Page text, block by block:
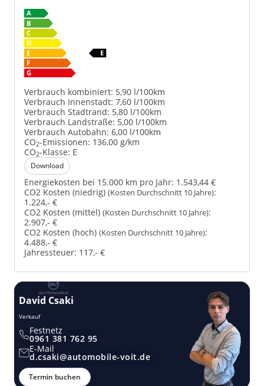
Verbrauch kombiniert: 5,90 l/100km
Verbrauch Innenstadt: 7,60 l/100km
Verbrauch Stadtrand: 5,80 l/100km
Verbrauch Landstraße: 5,00 l/100km
Verbrauch Autobahn: 6,00 l/100km
CO2-Emissionen: 136,00 g/km
CO2-Klasse: E
Download
Energiekosten bei 15.000 km pro Jahr: 1.543,44 €
CO2 Kosten (niedrig) (Kosten Durchschnitt 10 Jahre):
1.224,- €
CO2 Kosten (mittel) (Kosten Durchschnitt 10 Jahre):
2.907,- €
CO2 Kosten (hoch) (Kosten Durchschnitt 10 Jahre):
4.488,- €
Jahressteuer: 117,- €
David Csaki
Verkauf
Festnetz
0961 381 762 95
E-Mail
d.csaki@automobile-voit.de
Termin buchen